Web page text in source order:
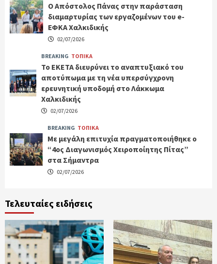
Ο Απόστολος Πάνας στην παράσταση
διαμαρτυρίας των εργαζομένων του e-
ΕΦΚΑ Χαλκιδικής
02/07/2026
BREAKING ΤΟΠΙΚΑ
Το ΕΚΕΤΑ διευρύνει το αναπτυξιακό του
αποτύπωμα με τη νέα υπερσύγχρονη
ερευνητική υποδομή στο Λάκκωμα
Χαλκιδικής
02/07/2026
BREAKING ΤΟΠΙΚΑ
Με μεγάλη επιτυχία πραγματοποιήθηκε ο
“4ος Διαγωνισμός Χειροποίητης Πίτας”
στα Σήμαντρα
02/07/2026
Τελευταίες ειδήσεις